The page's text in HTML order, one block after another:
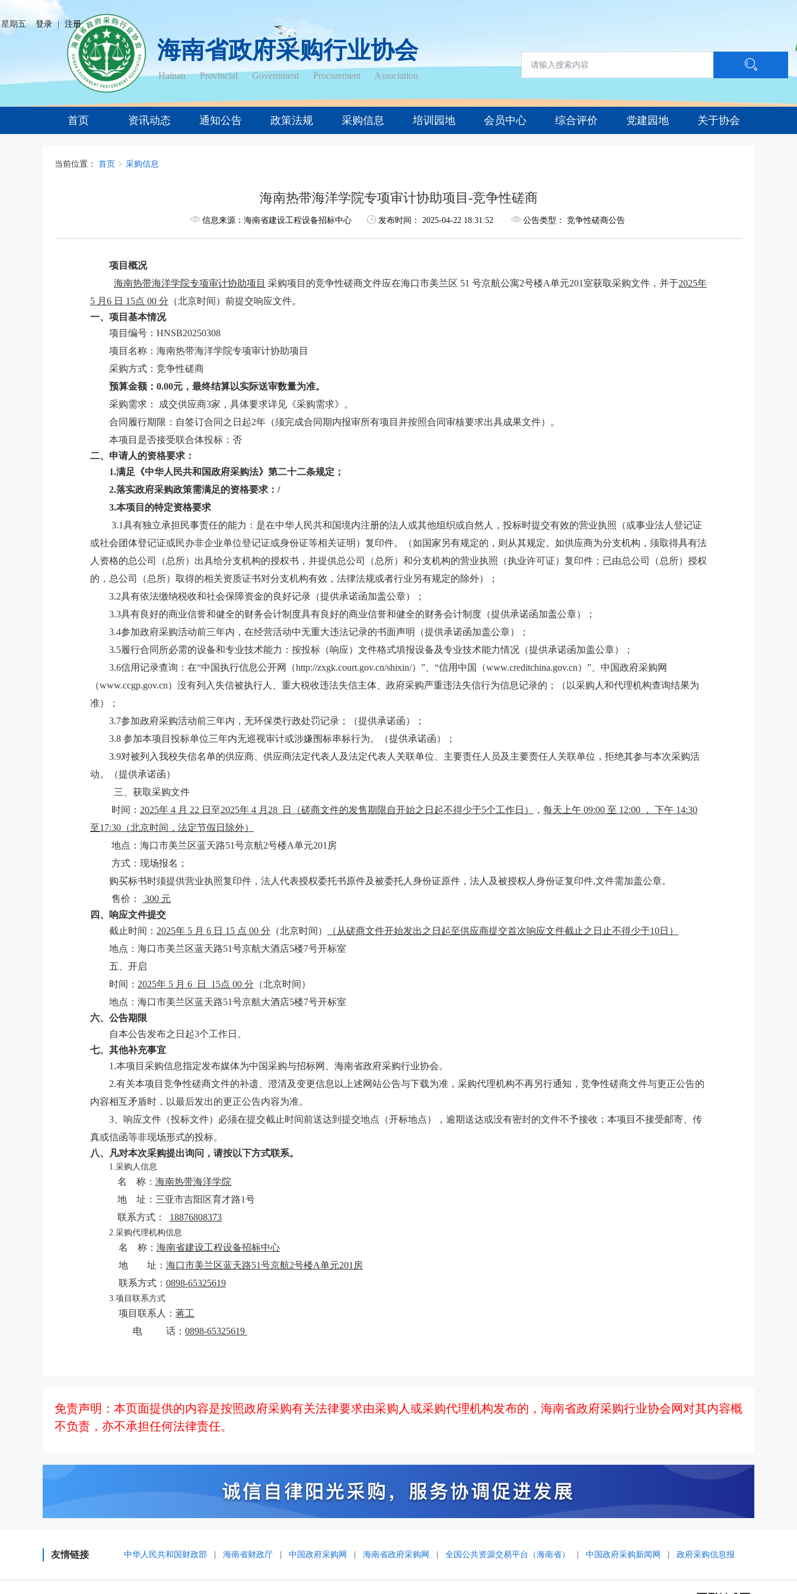
星期五 登录 | 注册
海南省政府采购行业协会
Hainan Provincial Government Procurement Association
首页 资讯动态 通知公告 政策法规 采购信息 培训园地 会员中心 综合评价 党建园地 关于协会
当前位置： 首页 > 采购信息
海南热带海洋学院专项审计协助项目-竞争性磋商
信息来源：海南省建设工程设备招标中心 发布时间： 2025-04-22 18:31:52 公告类型： 竞争性磋商公告
项目概况
海南热带海洋学院专项审计协助项目 采购项目的竞争性磋商文件应在海口市美兰区 51 号京航公寓2号楼A单元201室获取采购文件，并于2025年
5 月6 日 15点 00 分 （北京时间）前提交响应文件。
一、项目基本情况
项目编号：HNSB20250308
项目名称：海南热带海洋学院专项审计协助项目
采购方式：竞争性磋商
预算金额：0.00元，最终结算以实际送审数量为准。
采购需求：
成交供应商3家， 具体要求详见《采购需求》
。
合同履行期限：自签订合同之日起2年（须完成合同期内报审所有项目并按照合同审核要求出具成果文件）
。
本项目是否接受联合体投标：否
二、申请人的资格要求：
1.满足《中华人民共和国政府采购法》第二十二条规定；
2.落实政府采购政策需满足的资格要求 ：/
3.本项目的特定资格要求
3.1具有独立承担民事责任的能力：是在中华人民共和国境内注册的法人或其他组织或自然人，投标时提交有效的营业执照（或事业法人登记证
或社会团体登记证或民办非企业单位登记证或身份证等相关证明）复印件。（如国家另有规定的，则从其规定。如供应商为分支机构，须取得具有法
人资格的总公司（总所）出具给分支机构的授权书，并提供总公司（总所）和分支机构的营业执照（执业许可证）复印件；已由总公司（总所）授权
的，总公司（总所）取得的相关资质证书对分支机构有效，法律法规或者行业另有规定的除外）；
3.2具有依法缴纳税收和社会保障资金的良好记录（提供承诺函加盖公章）；
3.3具有良好的商业信誉和健全的财务会计制度具有良好的商业信誉和健全的财务会计制度（提供承诺函加盖公章）；
3.4参加政府采购活动前三年内，在经营活动中无重大违法记录的书面声明（提供承诺函加盖公章）；
3.5履行合同所必需的设备和专业技术能力：按投标（响应）文件格式填报设备及专业技术能力情况（提供承诺函加盖公章）；
3.6信用记录查询：在“中国执行信息公开网（http://zxgk.court.gov.cn/shixin/）”、“信用中国（www.creditchina.gov.cn）”、中国政府采购网
（www.ccgp.gov.cn）没有列入失信被执行人、重大税收违法失信主体、政府采购严重违法失信行为信息记录的；（以采购人和代理机构查询结果为
准）；
3.7参加政府采购活动前三年内，无环保类行政处罚记录；（提供承诺函）；
3.8 参加本项目投标单位三年内无巡视审计或涉嫌围标串标行为。（提供承诺函）；
3.9对被列入我校失信名单的供应商、供应商法定代表人及法定代表人关联单位、主要责任人员及主要责任人关联单位，拒绝其参与本次采购活
动。（提供承诺函）
三、获取采购文件
时间： 2025年 4 月 22 日 至2025年 4 月 28 日 （磋商文件的发售期限自开始之日起不得少于5个工作日 ） ， 每天上午 09:00 至 12:00 ， 下午 14:30
至17:30（北京时间，法定节假日除外）
地点：海口市美兰区蓝天路51号京航2号楼A单元201房
方式：现场报名；
购买标书时须提供营业执照复印件，法人代表授权委托书原件及被委托人身份证原件，法人及被授权人身份证复印件,文件需加盖公章。
售价：
300 元
四、响应文件提交
截止时间： 2025年 5 月 6 日 15 点 00 分 （北京时间） （ 从磋商文件开始发出之日起至供应商提交首次响应文件截止之日止不得少于10日 ）
地点： 海口市美兰区蓝天路51号京航大酒店5楼7号开标室
五、开启
时间： 2025年 5 月 6 日 15点 00 分 （北京时间）
地点： 海口市美兰区蓝天路51号京航大酒店5楼7号开标室
六、公告期限
自本公告发布之日起3个工作日。
七、其他补充事宜
1.本项目采购信息指定发布媒体为中国采购与招标网、海南省政府采购行业协会。
2.有关本项目竞争性磋商文件的补遗、澄清及变更信息以上述网站公告与下载为准，采购代理机构不再另行通知，竞争性磋商文件与更正公告的
内容相互矛盾时，以最后发出的更正公告内容为准。
3、响应文件（投标文件）必须在提交截止时间前送达到提交地点（开标地点），逾期送达或没有密封的文件不予接收；本项目不接受邮寄、传
真或信函等非现场形式的投标。
八、凡对本次采购提出询问，请按以下方式联系。
1.采购人信息
名 称： 海南热带海洋学院
地
址： 三亚市吉阳区育才路1号
联系方式： 18876808373
2.采购代理机构信息
名 称： 海南省建设工程设备招标中心
地 址： 海口市美兰区蓝天路51号京航2号楼A单元201房
联系方式： 0898-65325619
3.项目联系方式
项目联系人： 蒋工
电
话： 0898-65325619
免责声明：本页面提供的内容是按照政府采购有关法律要求由采购人或采购代理机构发布的，海南省政府采购行业协会网对其内容概
不负责，亦不承担任何法律责任。
友情链接 中华人民共和国财政部 海南省财政厅 中国政府采购网 海南省政府采购网 全国公共资源交易平台（海南省） 中国政府采购新闻网 政府采购信息报